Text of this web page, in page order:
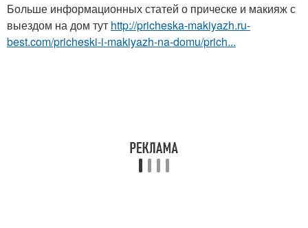
Больше информационных статей о прическе и макияж с
выездом на дом тут http://pricheska-makiyazh.ru-
best.com/pricheski-i-makiyazh-na-domu/prich...